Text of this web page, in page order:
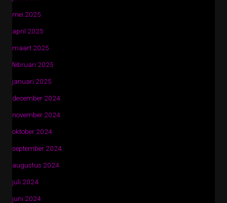
mei 2025
april 2025
maart 2025
februari 2025
januari 2025
december 2024
november 2024
oktober 2024
september 2024
augustus 2024
juli 2024
juni 2024